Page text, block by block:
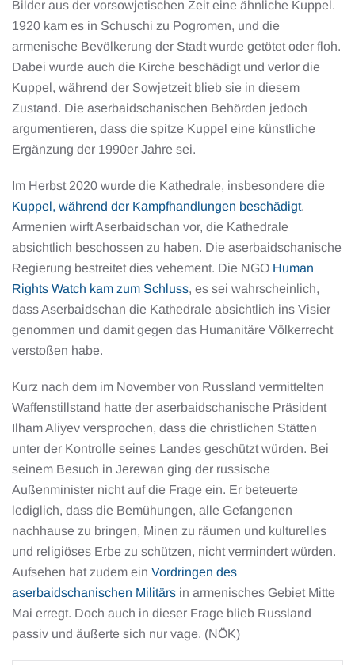
Bilder aus der vorsowjetischen Zeit eine ähnliche Kuppel.
1920 kam es in Schuschi zu Pogromen, und die
armenische Bevölkerung der Stadt wurde getötet oder floh.
Dabei wurde auch die Kirche beschädigt und verlor die
Kuppel, während der Sowjetzeit blieb sie in diesem
Zustand. Die aserbaidschanischen Behörden jedoch
argumentieren, dass die spitze Kuppel eine künstliche
Ergänzung der 1990er Jahre sei.
Im Herbst 2020 wurde die Kathedrale, insbesondere die
Kuppel, während der Kampfhandlungen beschädigt.
Armenien wirft Aserbaidschan vor, die Kathedrale
absichtlich beschossen zu haben. Die aserbaidschanische
Regierung bestreitet dies vehement. Die NGO Human
Rights Watch kam zum Schluss, es sei wahrscheinlich,
dass Aserbaidschan die Kathedrale absichtlich ins Visier
genommen und damit gegen das Humanitäre Völkerrecht
verstoßen habe.
Kurz nach dem im November von Russland vermittelten
Waffenstillstand hatte der aserbaidschanische Präsident
Ilham Aliyev versprochen, dass die christlichen Stätten
unter der Kontrolle seines Landes geschützt würden. Bei
seinem Besuch in Jerewan ging der russische
Außenminister nicht auf die Frage ein. Er beteuerte
lediglich, dass die Bemühungen, alle Gefangenen
nachhause zu bringen, Minen zu räumen und kulturelles
und religiöses Erbe zu schützen, nicht vermindert würden.
Aufsehen hat zudem ein Vordringen des
aserbaidschanischen Militärs in armenisches Gebiet Mitte
Mai erregt. Doch auch in dieser Frage blieb Russland
passiv und äußerte sich nur vage. (NÖK)